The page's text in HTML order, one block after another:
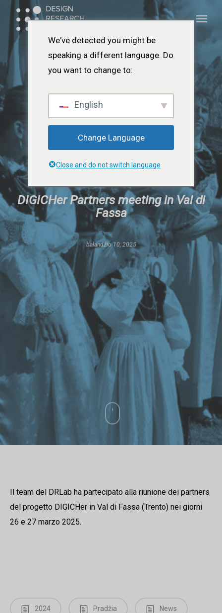
Pereiti
pagrindinio
turinio
DIGICHer Partners meeting in Val di
Fassa
balandžio 10, 2025
Il team del DRLab ha partecipato alla riunione dei partners
del progetto DIGICHer in Val di Fassa (Trento) nei giorni
26 e 27 marzo 2025.
2024 Pradžia News
We've detected you might be
speaking a different language. Do
you want to change to:
English
Change Language
Close and do not switch language